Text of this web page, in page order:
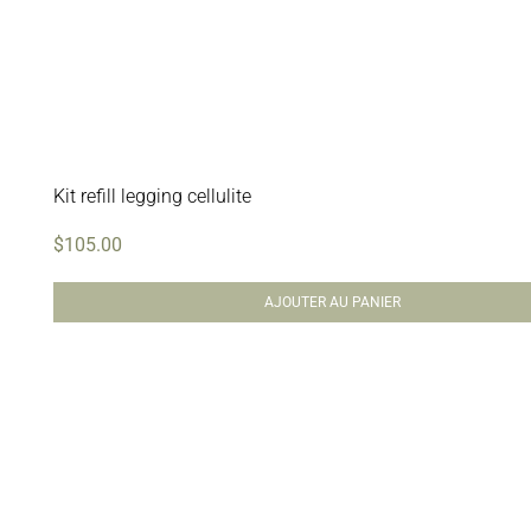
Kit refill legging cellulite
$105.00
AJOUTER AU PANIER